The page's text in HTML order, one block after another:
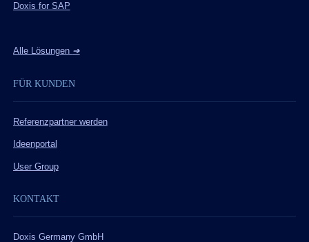
Doxis for SAP
Alle Lösungen ➔
FÜR KUNDEN
Referenzpartner werden
Ideenportal
User Group
KONTAKT
Doxis Germany GmbH